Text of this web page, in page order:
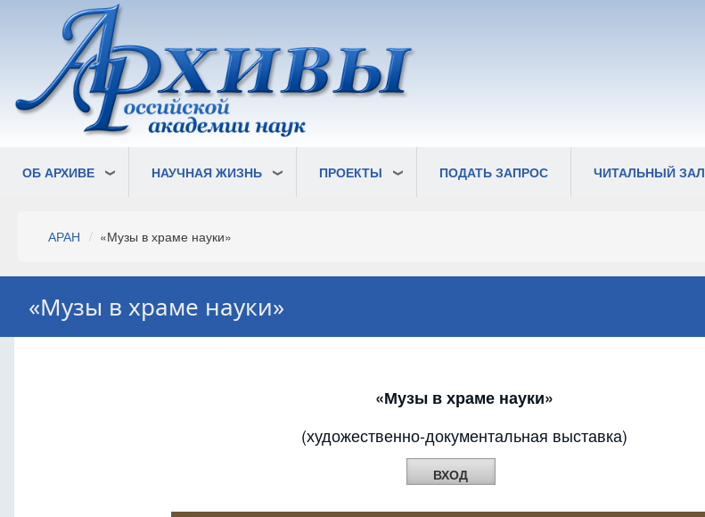
основному
содержанию
ОБ АРХИВЕ НАУЧНАЯ ЖИЗНЬ ПРОЕКТЫ ПОДАТЬ ЗАПРОС ЧИТАЛЬНЫЙ ЗАЛ
Строка
АРАН «Музы в храме науки»
«Музы в храме науки»
«Музы в храме науки»
(художественно-документальная выставка)